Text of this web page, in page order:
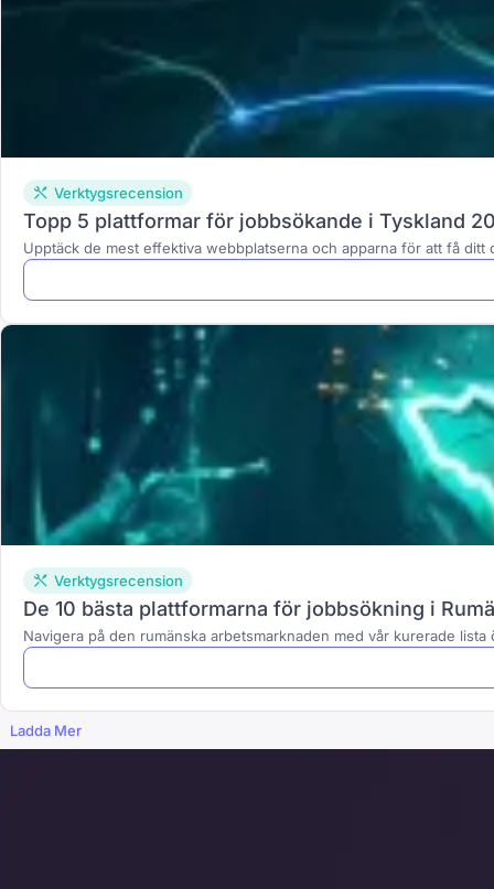
Verktygsrecension
Topp 5 plattformar för jobbsökande i Tyskland
Upptäck de mest effektiva webbplatserna och apparna för att få
Verktygsrecension
De 10 bästa plattformarna för jobbsökning i
Navigera på den rumänska arbetsmarknaden med vår kurerade
Ladda Mer